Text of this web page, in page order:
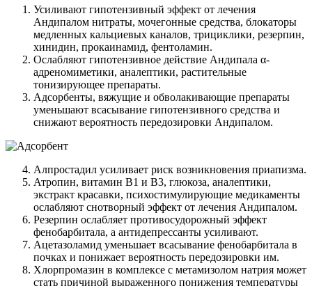
Усиливают гипотензивный эффект от лечения
Андипалом нитраты, мочегонные средства, блокаторы
медленных кальциевых каналов, трициклики, резерпин,
хинидин, прокаинамид, фентоламин.
Ослабляют гипотензивное действие Андипала α-
адреномиметики, аналептики, растительные
тонизирующее препараты.
Адсорбенты, вяжущие и обволакивающие препараты
уменьшают всасывание гипотензивного средства и
снижают вероятность передозировки Андипалом.
Алпростадил усиливает риск возникновения приапизма.
Атропин, витамин В1 и В3, глюкоза, аналептики,
экстракт красавки, психостимулирующие медикаменты
ослабляют снотворный эффект от лечения Андипалом.
Резерпин ослабляет противосудорожный эффект
фенобарбитала, а антидепрессанты усиливают.
Ацетазоламид уменьшает всасывание фенобарбитала в
почках и понижает вероятность передозировки им.
Хлорпромазин в комплексе с метамизолом натрия может
стать причиной выраженного понижения температуры